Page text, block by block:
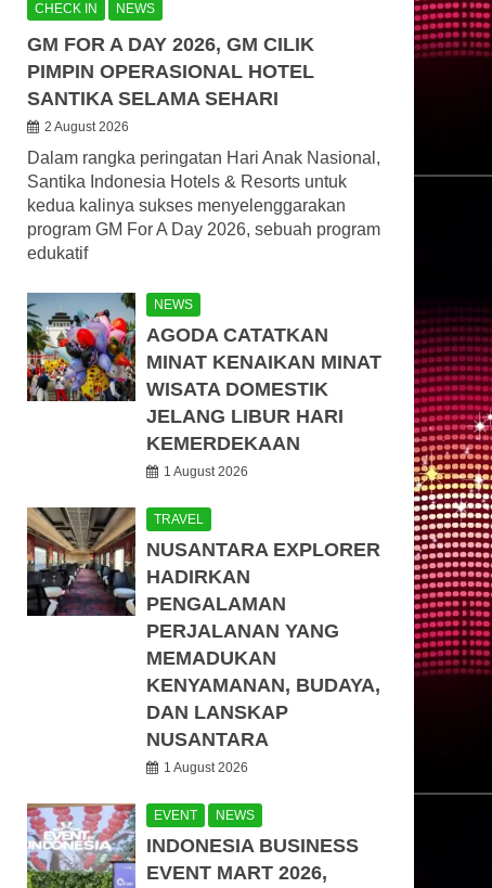
CHECK IN NEWS
GM FOR A DAY 2026, GM CILIK
PIMPIN OPERASIONAL HOTEL
SANTIKA SELAMA SEHARI
2 August 2026
Dalam rangka peringatan Hari Anak Nasional,
Santika Indonesia Hotels & Resorts untuk
kedua kalinya sukses menyelenggarakan
program GM For A Day 2026, sebuah program
edukatif
NEWS
AGODA CATATKAN
MINAT KENAIKAN MINAT
WISATA DOMESTIK
JELANG LIBUR HARI
KEMERDEKAAN
1 August 2026
TRAVEL
NUSANTARA EXPLORER
HADIRKAN
PENGALAMAN
PERJALANAN YANG
MEMADUKAN
KENYAMANAN, BUDAYA,
DAN LANSKAP
NUSANTARA
1 August 2026
EVENT NEWS
INDONESIA BUSINESS
EVENT MART 2026,